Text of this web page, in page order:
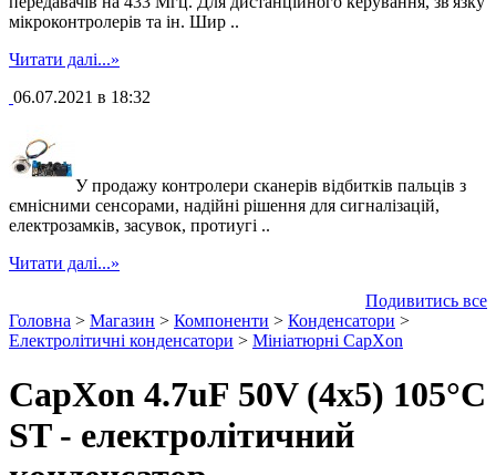
мікроконтролерів та ін. Шир ..
Читати далі...»
06.07.2021 в 18:32
У продажу контролери сканерів відбитків пальців з
ємнісними сенсорами, надійні рішення для сигналізацій,
електрозамків, засувок, протиугі ..
Читати далі...»
Подивитись все
Головна > Магазин > Компоненти > Конденсатори >
Електролітичні конденсатори > Мініатюрні CapXon
CapXon 4.7uF 50V (4x5) 105°C
ST - електролітичний